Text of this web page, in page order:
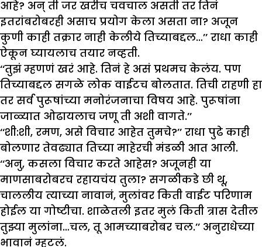
आहे? अन् ती जर खरीच चवचाल असती तर तिनं
इतरांबरोबरही असाच प्रयोग केला असता ना? अजून
कुणी काही तक्रार नाही केलीये तिच्याबद्दल…’’ राधा काही
ऐकून घ्यायलाच तयार नव्हती.
‘‘तुझं म्हणणं खरं आहे. तिनं हे असं प्रथमच केलंय. पण
तिच्याबद्दल सगळे लोक वाईटच बोलतात. तिची राहणी हा
तर सर्व पुरूषांच्या मनोरंजनाचा विषय आहे. पुरूषांना
जाळ्यात ओढायलाच जणू ती अशी वागते.’’
‘‘शी:शी, रमण, असे विचार आहेत तुमचे?’’ राधा पुढे काही
बोलणार तेवढ्यात तिच्या माहेरची मंडळी आत आली.
‘‘अनु, कसला विचार करते आहेस? अजूनही या
माणसाबरोबरच रहायचंय तुला? सगळीकडे छी थू,
चाललीय त्याच्या नावानं, मुलांवर किती वाईट परिणाम
होईल या गोष्टीचा. शाळेतली इतर मुलं किती त्रास देतील
तुझ्या मुलांना…चल, तू आमच्याबरोबर चल.’’ अनुराधेच्या
भावानं म्हटलं.